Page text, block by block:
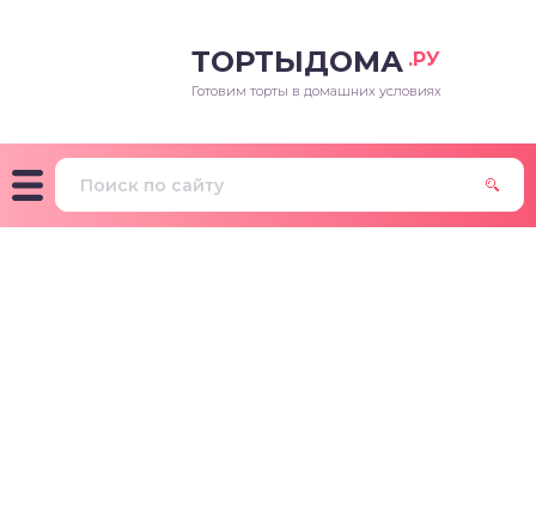
ТОРТЫДОМА .РУ
Готовим торты в домашних условиях